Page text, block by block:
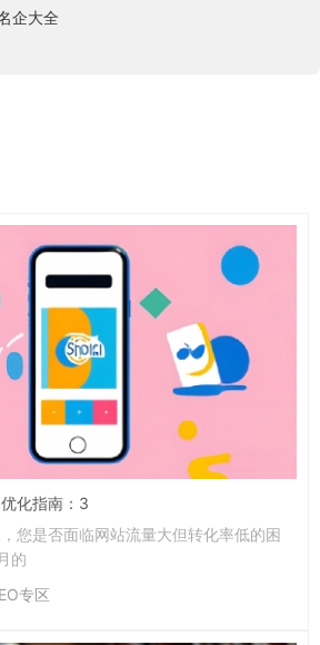
企大全
化指南：3
您是否面临网站流量大但转化率低的困
的
专区